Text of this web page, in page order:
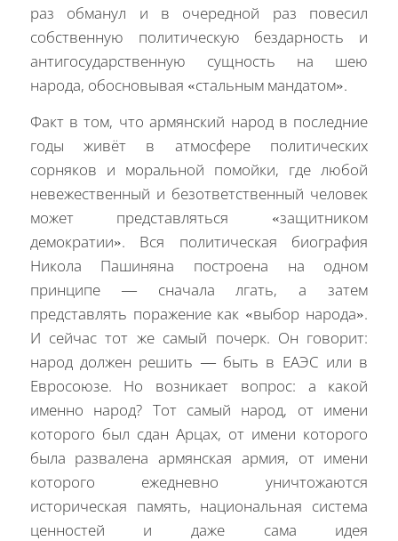
раз обманул и в очередной раз повесил
собственную политическую бездарность и
антигосударственную сущность на шею
народа, обосновывая «стальным мандатом».
Факт в том, что армянский народ в последние
годы живёт в атмосфере политических
сорняков и моральной помойки, где любой
невежественный и безответственный человек
может представляться «защитником
демократии». Вся политическая биография
Никола Пашиняна построена на одном
принципе — сначала лгать, а затем
представлять поражение как «выбор народа».
И сейчас тот же самый почерк. Он говорит:
народ должен решить — быть в ЕАЭС или в
Евросоюзе. Но возникает вопрос: а какой
именно народ? Тот самый народ, от имени
которого был сдан Арцах, от имени которого
была развалена армянская армия, от имени
которого ежедневно уничтожаются
историческая память, национальная система
ценностей и даже сама идея